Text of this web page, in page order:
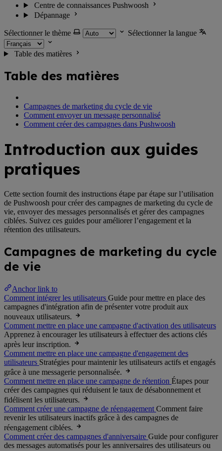
Centre de connaissances Pushwoosh
Dépannage
Sélectionner le thème Sélectionner la langue
Table des matières
Table des matières
Campagnes de marketing du cycle de vie
Comment envoyer un message personnalisé
Comment créer des campagnes dans Pushwoosh
Introduction aux guides
pratiques
Cette section fournit des instructions étape par étape sur l’utilisation
de Pushwoosh pour créer des campagnes de marketing du cycle de
vie, envoyer des messages personnalisés et gérer des campagnes
ciblées. Suivez ces guides pour améliorer l’engagement et la
rétention des utilisateurs.
Campagnes de marketing du cycle
de vie
Anchor link to
Comment intégrer les utilisateurs Guide pour mettre en place des
campagnes d'intégration afin de présenter votre produit aux
nouveaux utilisateurs.
Comment mettre en place une campagne d'activation des utilisateurs
Apprenez à encourager les utilisateurs à effectuer des actions clés
après leur inscription.
Comment mettre en place une campagne d'engagement des
utilisateurs Stratégies pour maintenir les utilisateurs actifs et engagés
grâce à une messagerie personnalisée.
Comment mettre en place une campagne de rétention Étapes pour
créer des campagnes qui réduisent le taux de désabonnement et
fidélisent les utilisateurs.
Comment créer une campagne de réengagement Comment faire
revenir les utilisateurs inactifs grâce à des campagnes de
réengagement ciblées.
Comment créer des campagnes d'anniversaire Guide pour configurer
des messages automatisés pour les anniversaires des utilisateurs ou